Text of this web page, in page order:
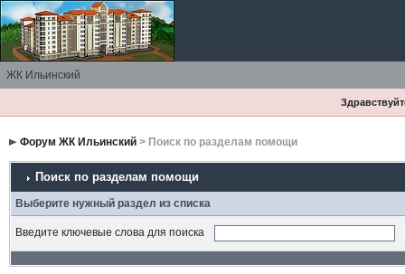
ЖК Ильинский
Форум ЖК Ильинский> Поиск по разделам помощи
Поиск по разделам помощи
Выберите нужный раздел из списка
Введите ключевые слова для поиска